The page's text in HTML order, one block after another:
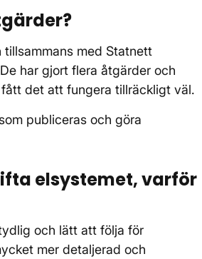
med Statnett
har gjort flera åtgärder och
det att fungera tillräckligt väl.
publiceras och göra
elsystemet, varför
och lätt att följa för
mer detaljerad och